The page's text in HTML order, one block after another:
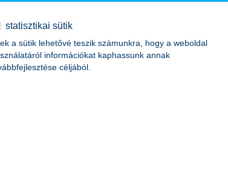
statisztikai sütik
a sütik lehetővé teszik számunkra, hogy a weboldal
információkat kaphassunk annak
céljából.